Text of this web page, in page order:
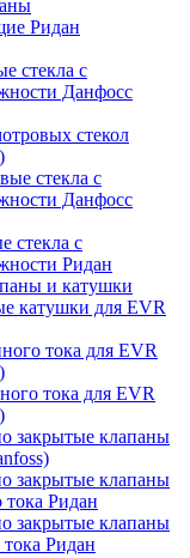
Ридан
стекла с
Данфосс
стекол
стекла с
Данфосс
стекла с
Ридан
и катушки
катушки для EVR
тока для EVR
тока для EVR
закрытые клапаны
закрытые клапаны
Ридан
закрытые клапаны
Ридан